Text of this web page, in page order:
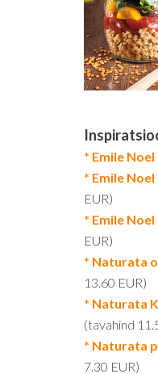
* Emile
* Emile
EUR)
* Emile
EUR)
* Naturata
13.60 EUR)
* Naturata
(tavahind
* Naturata
7.30 EUR)